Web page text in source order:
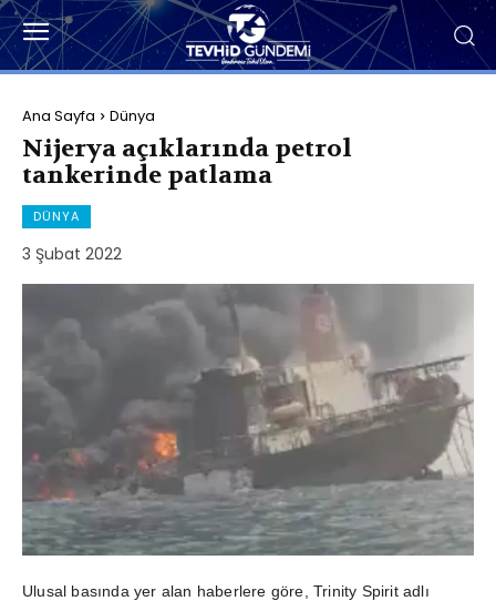
Ana Sayfa Dünya
Nijerya açıklarında petrol
tankerinde patlama
DÜNYA
3 Şubat 2022
Ulusal basında yer alan haberlere göre, Trinity Spirit adlı